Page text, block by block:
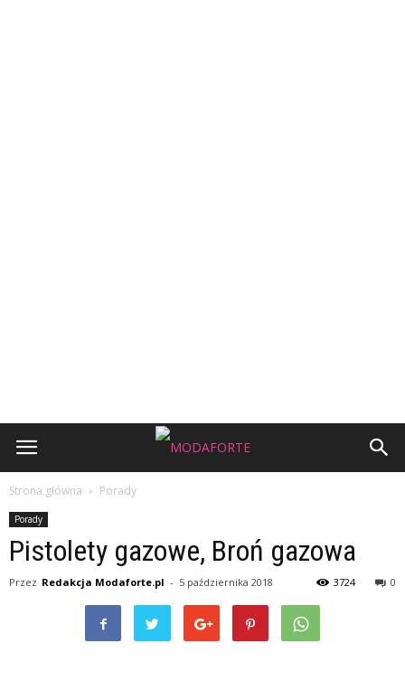
Strona główna Porady
Porady
Pistolety gazowe, Broń gazowa
Przez Redakcja Modaforte.pl - 5 października 2018 0
3724